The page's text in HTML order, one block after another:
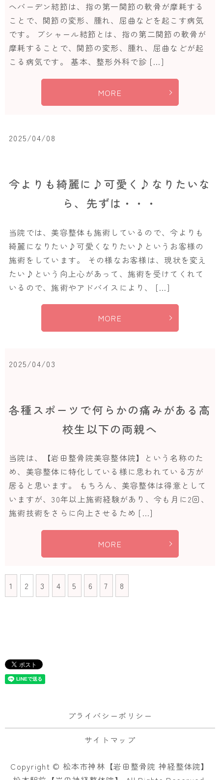
へバーデン結節は、指の第一関節の軟骨が摩耗する
ことで、関節の変形、腫れ、屈曲などを起こす病気
です。 ブシャール結節とは、指の第二関節の軟骨が
摩耗することで、関節の変形、腫れ、屈曲などが起
こる病気です。 基本、整形外科で診 […]
MORE
2025/04/08
今よりも綺麗に♪可愛く♪なりたいな
ら、先ずは・・・
当院では、美容整体も施術しているので、今よりも
綺麗になりたい♪可愛くなりたい♪というお客様の
施術をしています。 その様なお客様は、現状を変え
たい♪という向上心があって、施術を受けてくれて
いるので、施術やアドバイスにより、 […]
MORE
2025/04/03
各種スポーツで何らかの痛みがある高
校生以下の両親へ
当院は、【岩田整骨院美容整体院】という名称のた
め、美容整体に特化している様に思われている方が
居ると思います。 もちろん、美容整体は得意として
いますが、30年以上施術経験があり、今も月に2回、
施術技術をさらに向上させるため […]
MORE
1 2 3 4 5 6 7 8
プライバシーポリシー
サイトマップ
Copyright © 松本市神林【岩田整骨院 神経整体院】